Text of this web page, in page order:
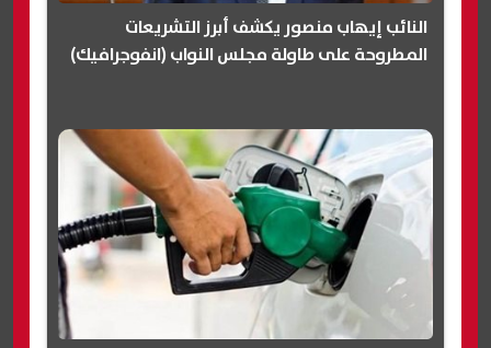
النائب إيهاب منصور يكشف أبرز التشريعات
المطروحة على طاولة مجلس النواب (انفوجرافيك)